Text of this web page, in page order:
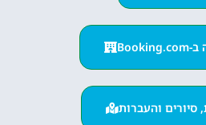
סיורים והעברות